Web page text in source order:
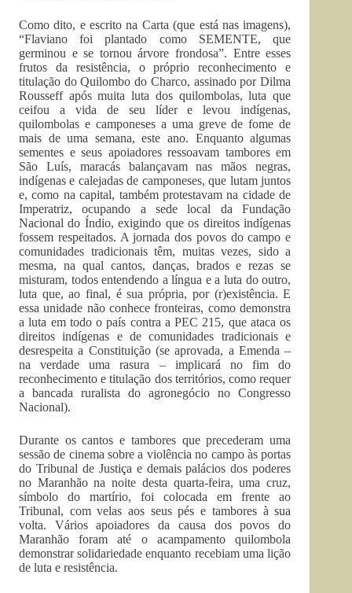
Como dito, e escrito na Carta (que está nas imagens),
“Flaviano foi plantado como SEMENTE, que
germinou e se tornou árvore frondosa”. Entre esses
frutos da resistência, o próprio reconhecimento e
titulação do Quilombo do Charco, assinado por Dilma
Rousseff após muita luta dos quilombolas, luta que
ceifou a vida de seu líder e levou indígenas,
quilombolas e camponeses a uma greve de fome de
mais de uma semana, este ano. Enquanto algumas
sementes e seus apoiadores ressoavam tambores em
São Luís, maracás balançavam nas mãos negras,
indígenas e calejadas de camponeses, que lutam juntos
e, como na capital, também protestavam na cidade de
Imperatriz, ocupando a sede local da Fundação
Nacional do Índio, exigindo que os direitos indígenas
fossem respeitados. A jornada dos povos do campo e
comunidades tradicionais têm, muitas vezes, sido a
mesma, na qual cantos, danças, brados e rezas se
misturam, todos entendendo a língua e a luta do outro,
luta que, ao final, é sua própria, por (r)existência. E
essa unidade não conhece fronteiras, como demonstra
a luta em todo o país contra a PEC 215, que ataca os
direitos indígenas e de comunidades tradicionais e
desrespeita a Constituição (se aprovada, a Emenda –
na verdade uma rasura – implicará no fim do
reconhecimento e titulação dos territórios, como requer
a bancada ruralista do agronegócio no Congresso
Nacional).
Durante os cantos e tambores que precederam uma
sessão de cinema sobre a violência no campo às portas
do Tribunal de Justiça e demais palácios dos poderes
no Maranhão na noite desta quarta-feira, uma cruz,
símbolo do martírio, foi colocada em frente ao
Tribunal, com velas aos seus pés e tambores à sua
volta. Vários apoiadores da causa dos povos do
Maranhão foram até o acampamento quilombola
demonstrar solidariedade enquanto recebiam uma lição
de luta e resistência.